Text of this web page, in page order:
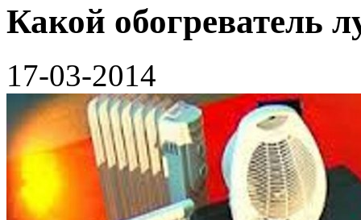
Какой обогреватель
17-03-2014